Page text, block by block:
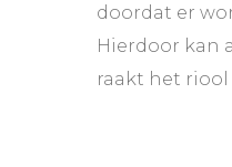
doordat er
Hierdoor kan
raakt het riool